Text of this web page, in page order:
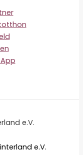
e.V.
e.V.